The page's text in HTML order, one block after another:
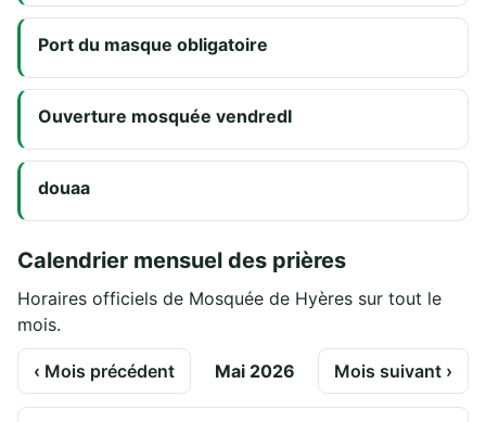
Port du masque obligatoire
Ouverture mosquée vendredI
douaa
Calendrier mensuel des prières
Horaires officiels de Mosquée de Hyères sur tout le
mois.
‹ Mois précédent Mai 2026 Mois suivant ›